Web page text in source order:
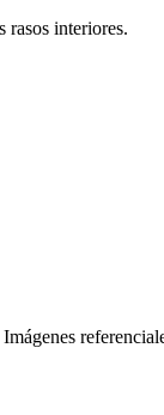
rasos interiores.